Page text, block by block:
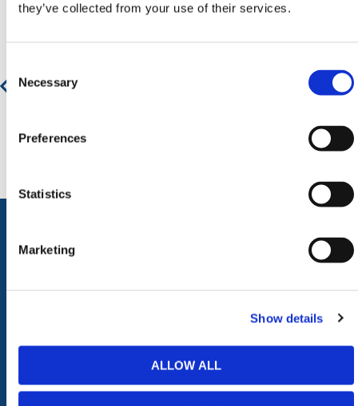
they’ve collected from your use of their services.
Selection
Necessary
Preferences
Statistics
Marketing
Show details
ALLOW ALL
Toegangsvoorzieningen
Opslag
PBM Welzijn